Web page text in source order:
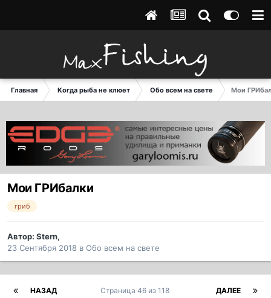
Главная Когда рыба не клюет Обо всем на свете Мои
Мои ГРИбалки
гриб
Автор: Stern,
23 Сентября 2018 в Обо всем на свете
НАЗАД ДАЛЕЕ
Страница 46 из 118